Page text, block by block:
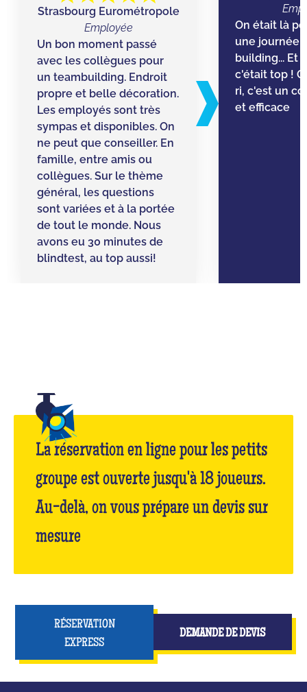
Strasbourg Eurométropole
Employée
Un bon moment passé
avec les collègues pour
un teambuilding. Endroit
propre et belle décoration.
Les employés sont très
sympas et disponibles. On
ne peut que conseiller. En
famille, entre amis ou
collègues. Sur le thème
général, les questions
sont variées et à la portée
de tout le monde. Nous
avons eu 30 minutes de
blindtest, au top aussi!
On était là
une journée
building... Et
c'était top !
ri, c'est un
et efficace
La réservation en ligne pour les petits
groupe est ouverte jusqu'à 18 joueurs.
Au-delà, on vous prépare un devis sur
mesure
RÉSERVATION
EXPRESS
DEMANDE DE DEVIS